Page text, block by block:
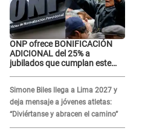
ONP ofrece BONIFICACIÓN
ADICIONAL del 25% a
jubilados que cumplan este
Simone Biles llega a Lima 2027 y
deja mensaje a jóvenes atletas:
“Diviértanse y abracen el camino”